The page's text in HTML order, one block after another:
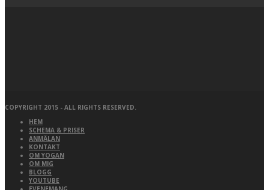
COPYRIGHT 2015 - ALL RIGHTS RESERVED.
HEM
SCHEMA & PRISER
ANMÄLAN
KONTAKT
OM YOGAN
OM MIG
BLOGG
YOUTUBE